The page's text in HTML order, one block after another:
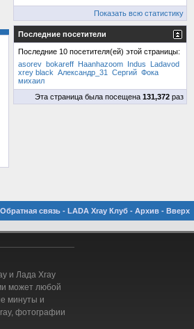
Показать всю статистику
Последние посетители
Последние 10 посетителя(ей) этой страницы:
asorev bokareff Haanhazoom Indus
Ladavod
xrey black Александр_31 Сергий Фока
михаил
Эта страница была посещена 131,372 раз
Обратная связь - LADA Xray Клуб - Архив - Вверх
и Лада Xray
может любой
минуты и
фотографии